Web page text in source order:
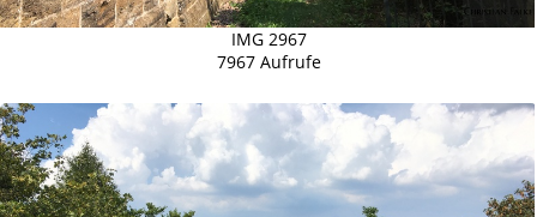
IMG 2967
7967 Aufrufe